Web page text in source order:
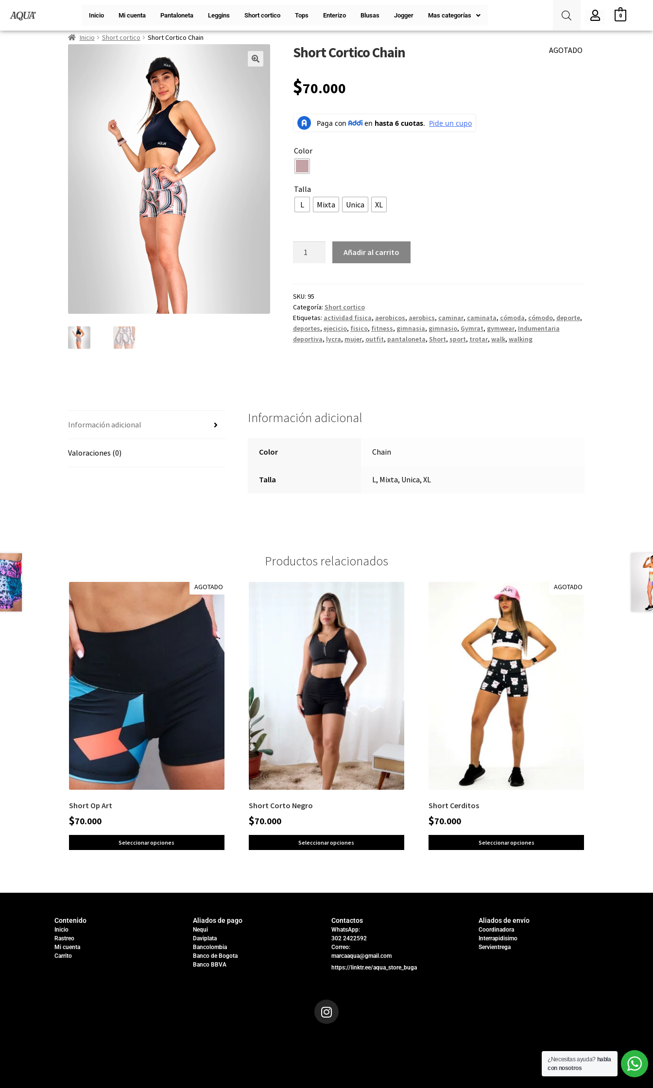
Inicio Mi cuenta Pantaloneta Leggins Short cortico Tops Enterizo Blusas Jogger Mas categorías 0
Inicio Short cortico Short Cortico Chain
AGOTADO
Short Cortico Chain
$70.000
Color
Talla
L
Mixta Unica XL
Añadir al carrito
SKU: 95
Categoría: Short cortico
Etiquetas: actividad fisica, aerobicos, aerobics, caminar, caminata, cómoda, cómodo, deporte,
deportes, ejecicio, fisico, fitness, gimnasia, gimnasio, Gymrat, gymwear, Indumentaria
deportiva, lycra, mujer, outfit, pantaloneta, Short, sport, trotar, walk, walking
Información adicional
Valoraciones (0)
Información adicional
Color Chain
Talla L, Mixta, Unica, XL
Productos relacionados
AGOTADO
Short Op Art
$70.000
Seleccionar opciones
Short Corto Negro
$70.000
Seleccionar opciones
AGOTADO
Short Cerditos
$70.000
Seleccionar opciones
Contenido
Inicio
Rastreo
Mi cuenta
Carrito
Aliados de pago
Nequi
Daviplata
Bancolombia
Banco de Bogota
Banco BBVA
Contactos
WhatsApp:
302 2422592
Correo:
marcaaqua@gmail.com
https://linktr.ee/aqua_store_buga
Aliados de envío
Coordinadora
Interrapidisimo
Servientrega
¿Necesitas ayuda? habla
con nosotros